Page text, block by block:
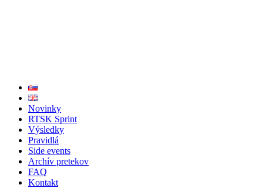
Novinky
RTSK Sprint
Výsledky
Pravidlá
Side events
Archív pretekov
FAQ
Kontakt